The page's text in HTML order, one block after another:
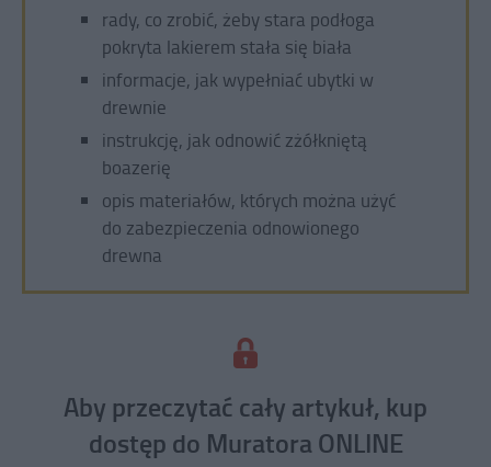
rady, co zrobić, żeby stara podłoga
pokryta lakierem stała się biała
informacje, jak wypełniać ubytki w
drewnie
instrukcję, jak odnowić zżółkniętą
boazerię
opis materiałów, których można użyć
do zabezpieczenia odnowionego
drewna
Aby przeczytać cały artykuł, kup
dostęp do Muratora ONLINE